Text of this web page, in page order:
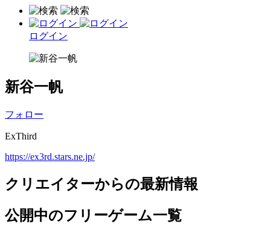
ログイン
新谷一帆
フォロー
ExThird
https://ex3rd.stars.ne.jp/
クリエイターからの最新情報
公開中のフリーゲーム一覧